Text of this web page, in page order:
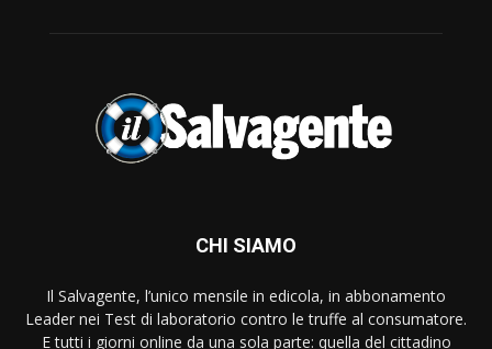
CHI SIAMO
Il Salvagente, l’unico mensile in edicola, in abbonamento
Leader nei Test di laboratorio contro le truffe al consumatore.
E tutti i giorni online da una sola parte: quella del cittadino